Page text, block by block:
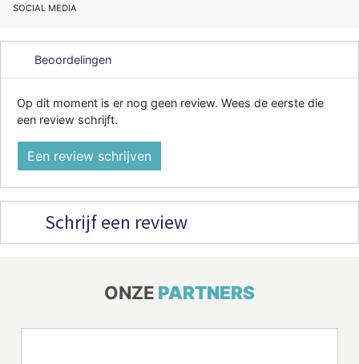
SOCIAL MEDIA
Beoordelingen
Op dit moment is er nog geen review. Wees de eerste die
een review schrijft.
Een review schrijven
Schrijf een review
ONZE PARTNERS